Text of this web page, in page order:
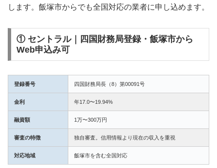
します。飯塚市からでも全国対応の業者に申し込めます。
① セントラル｜四国財務局登録・飯塚市から
Web申込み可
登録番号 四国財務局長（8）第00091号
金利 年17.0〜19.94%
融資額 1万〜300万円
審査の特徴 独自審査。信用情報より現在の収入を重視
対応地域 飯塚市を含む全国対応